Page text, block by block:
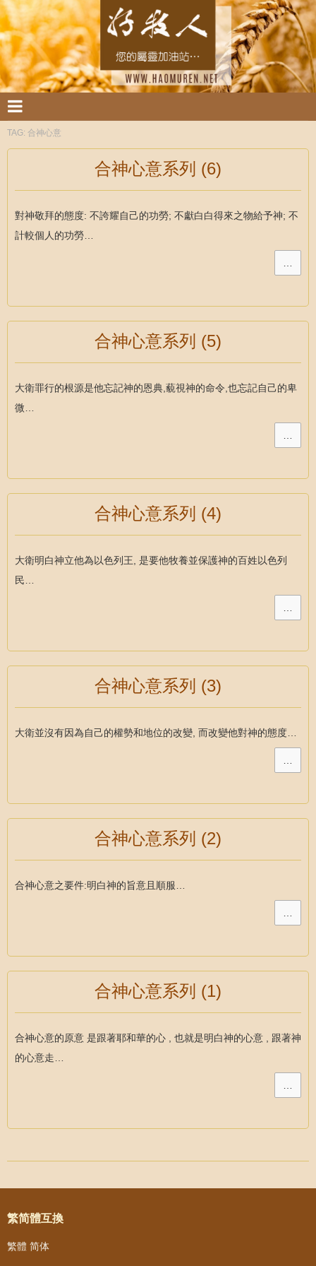
TAG: 合神心意
合神心意系列 (6)
對神敬拜的態度: 不誇耀自己的功勞; 不獻白白得來之物給予神; 不
計較個人的功勞…
…
合神心意系列 (5)
大衛罪行的根源是他忘記神的恩典,藐視神的命令,也忘記自己的卑
微…
…
合神心意系列 (4)
大衛明白神立他為以色列王, 是要他牧養並保護神的百姓以色列
民…
…
合神心意系列 (3)
大衛並沒有因為自己的權勢和地位的改變, 而改變他對神的態度…
…
合神心意系列 (2)
合神心意之要件:明白神的旨意且順服…
…
合神心意系列 (1)
合神心意的原意 是跟著耶和華的心 , 也就是明白神的心意 , 跟著神
的心意走…
…
Post navigation
繁简體互換
繁體 简体